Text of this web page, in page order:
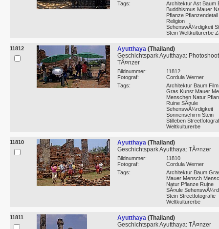
Tags:
Architektur Ast Baum
Buddhismus Mauer
Pflanze Pflanzendetail
Religion
SehenswÃ¼rdigkeit
Stein Weltkulturerbe
11812 Ayutthaya (Thailand)
Geschichtspark Ayutthaya:
TÃ¤nzer
Bildnummer:
11812
Fotograf:
Cordula Werner
Tags:
Architektur Baum Film
Gras Kunst Mauer
Menschen Natur
Ruine SÃ¤ule
SehenswÃ¼rdigkeit
Sonnenschirm Stein
Stilleben
Weltkulturerbe
11810 Ayutthaya (Thailand)
Geschichtspark Ayutthaya: TÃ¤nzer
Bildnummer:
11810
Fotograf:
Cordula Werner
Tags:
Architektur Baum
Mauer Mensch
Natur Pflanze Ruine
SÃ¤ule
Stein Streetfotografie
Weltkulturerbe
11811 Ayutthaya (Thailand)
Geschichtspark Ayutthaya: TÃ¤nzer